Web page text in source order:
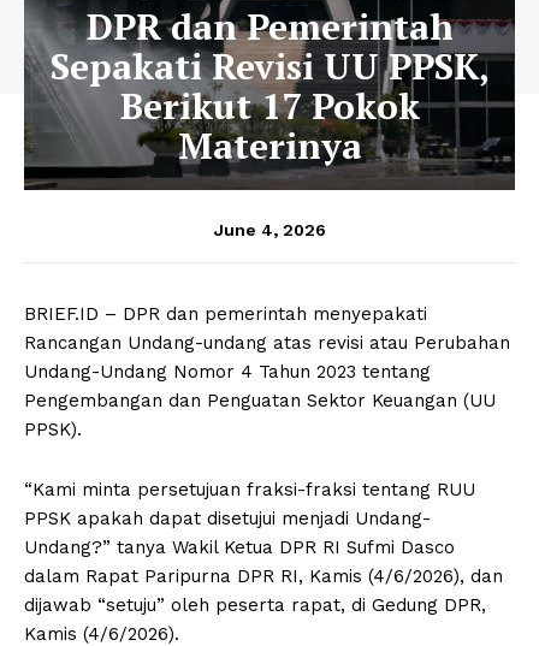
DPR dan Pemerintah
Sepakati Revisi UU PPSK,
Berikut 17 Pokok
Materinya
June 4, 2026
BRIEF.ID – DPR dan pemerintah menyepakati
Rancangan Undang-undang atas revisi atau Perubahan
Undang-Undang Nomor 4 Tahun 2023 tentang
Pengembangan dan Penguatan Sektor Keuangan (UU
PPSK).
“Kami minta persetujuan fraksi-fraksi tentang RUU
PPSK apakah dapat disetujui menjadi Undang-
Undang?” tanya Wakil Ketua DPR RI Sufmi Dasco
dalam Rapat Paripurna DPR RI, Kamis (4/6/2026), dan
dijawab “setuju” oleh peserta rapat, di Gedung DPR,
Kamis (4/6/2026).